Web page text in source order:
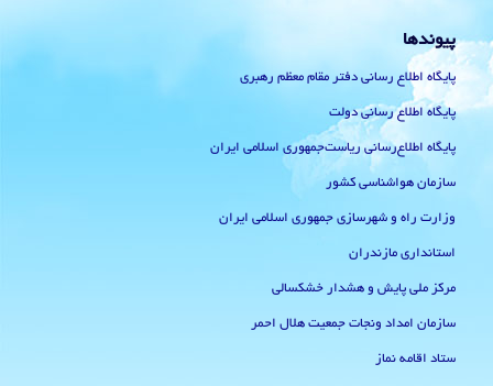
پیوندها
پایگاه اطلاع رسانی دفتر مقام معظم رهبری
پایگاه اطلاع رسانی دولت
پایگاه اطلاع‌رسانی ریاست‌جمهوری اسلامی ایران
سازمان هواشناسی کشور
وزارت راه و شهرسازی جمهوری اسلامی ایران
استانداری مازندران
مرکز ملی پایش و هشدار خشکسالی
سازمان امداد ونجات جمعیت هلال احمر
ستاد اقامه نماز